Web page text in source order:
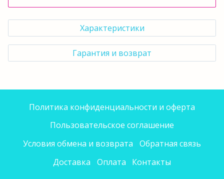
Характеристики
Гарантия и возврат
Политика конфиденциальности и оферта
Пользовательское соглашение
Условия обмена и возврата
Обратная связь
Доставка
Оплата Контакты